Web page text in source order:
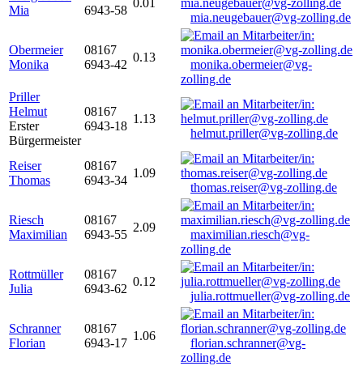
Mia
6943-58
0.01
mia.neugebauer@vg-zolling.de
Obermeier
Monika
08167
6943-42
0.13
monika.obermeier@vg-
zolling.de
Priller
Helmut
Erster
Bürgermeister
08167
6943-18
1.13
helmut.priller@vg-zolling.de
Reiser
Thomas
08167
6943-34
1.09
thomas.reiser@vg-zolling.de
Riesch
Maximilian
08167
6943-55
2.09
maximilian.riesch@vg-
zolling.de
Rottmüller
Julia
08167
6943-62
0.12
julia.rottmueller@vg-zolling.de
Schranner
Florian
08167
6943-17
1.06
florian.schranner@vg-
zolling.de